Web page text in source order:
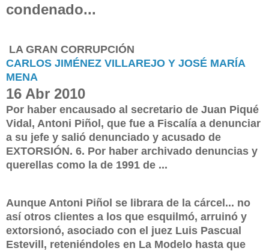
condenado...
LA GRAN CORRUPCIÓN
CARLOS JIMÉNEZ VILLAREJO Y JOSÉ MARÍA
MENA
16 Abr 2010
Por haber encausado al secretario de Juan Piqué
Vidal, Antoni Piñol, que fue a Fiscalía a denunciar
a su jefe y salió denunciado y acusado de
EXTORSIÓN. 6. Por haber archivado denuncias y
querellas como la de 1991 de ...
Aunque Antoni Piñol se librara de la cárcel... no
así otros clientes a los que esquilmó, arruinó y
extorsionó, asociado con el juez Luis Pascual
Estevill, reteniéndoles en La Modelo hasta que